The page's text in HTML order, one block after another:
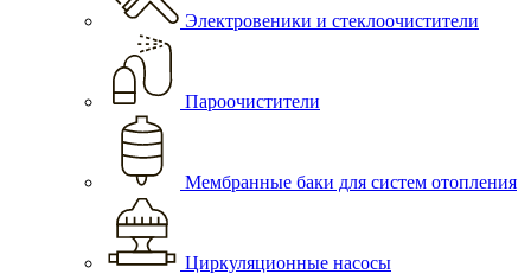
Электровеники и стеклоочистители
Пароочистители
Мембранные баки для систем отопления
Циркуляционные насосы